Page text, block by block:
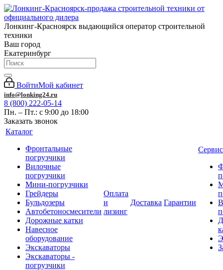
Лонкинг-Красноярск выдающийся оператор строительной
техники
Ваш город
Екатеринбург
ВойтиМой кабинет
info@lonking24.ru
8 (800) 222-05-14
Пн. – Пт.: с 9:00 до 18:00
Заказать звонок
Каталог
Фронтальные
погрузчики
Вилочные
погрузчики
Мини-погрузчики
Грейдеры
Бульдозеры
Автобетоносмесители
Дорожные катки
Навесное
оборудование
Экскаваторы
Экскаваторы -
погрузчики
Оплата
и
лизинг
Доставка Гарантии